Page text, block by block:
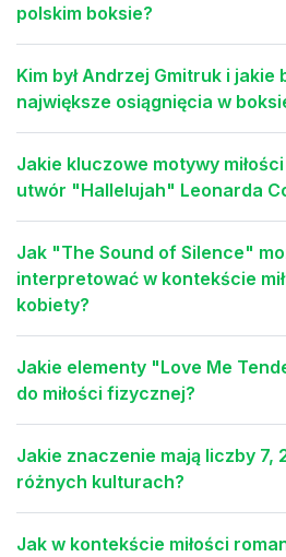
polskim boksie?
Kim był Andrzej Gmitruk i jakie
największe osiągnięcia w
Jakie kluczowe motywy
utwór "Hallelujah" Leonarda
Jak "The Sound of Silence"
interpretować w kontekście
kobiety?
Jakie elementy "Love Me
do miłości fizycznej?
Jakie znaczenie mają liczby 7,
różnych kulturach?
Jak w kontekście miłości